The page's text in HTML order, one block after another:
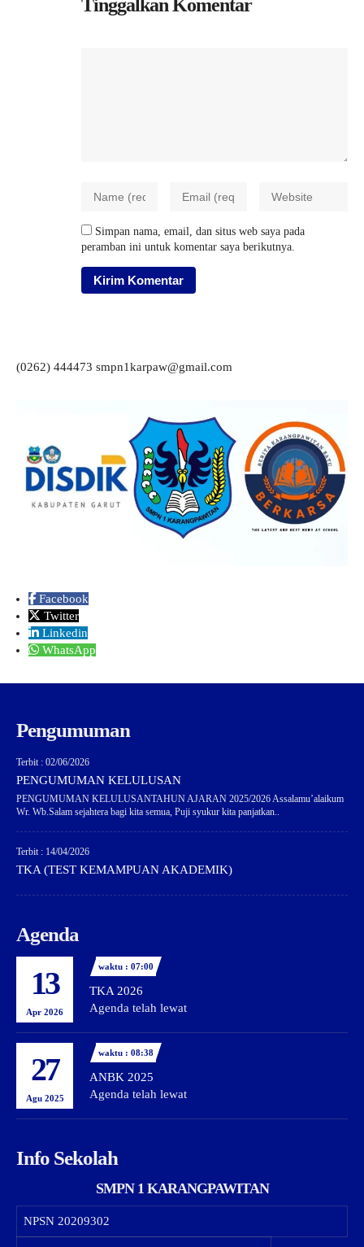
Tinggalkan Komentar
Simpan nama, email, dan situs web saya pada
peramban ini untuk komentar saya berikutnya.
(0262) 444473 smpn1karpaw@gmail.com
Facebook
Twitter
Linkedin
WhatsApp
Pengumuman
Terbit : 02/06/2026
PENGUMUMAN KELULUSAN
PENGUMUMAN KELULUSANTAHUN AJARAN 2025/2026 Assalamu’alaikum
Wr. Wb.Salam sejahtera bagi kita semua, Puji syukur kita panjatkan..
Terbit : 14/04/2026
TKA (TEST KEMAMPUAN AKADEMIK)
Agenda
13
Apr 2026
waktu : 07:00
TKA 2026
Agenda telah lewat
27
Agu 2025
waktu : 08:38
ANBK 2025
Agenda telah lewat
Info Sekolah
SMPN 1 KARANGPAWITAN
NPSN 20209302